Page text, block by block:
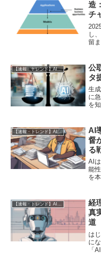
造
チ
し
留
場
の
【速報・トレンド】AI仕事術と最新活用ニュース
公
タ
生
に
を
取
ま
【速報・トレンド】AI仕事術と最新活用ニュース
AI
督
る
AI
能
を
に
地
【速報・トレンド】AI仕事術と最新活用ニュース
経
真
道
は
に
「